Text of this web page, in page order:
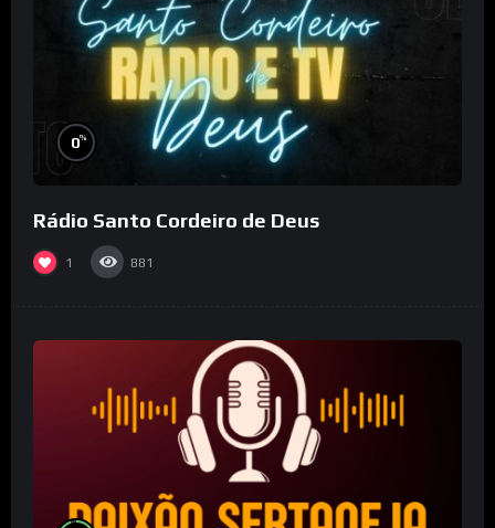
0%
Rádio Santo Cordeiro de Deus
1 881